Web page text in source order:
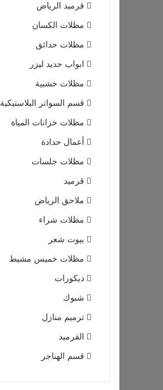
قرميد الرياض
مظلات الكسان
مظلات حدائق
ابواب حديد ليزر
مظلات خشبية
قسم السواتر البلاستيكية
مظلات خزانات المياة
أعمال حدادة
مظلات جلسات
قرميد
ملاحق الرياض
مظلات شراء
بيوت شعر
مظلات خميس مشيط
ديكورات
شبوك
ترميم منازل
القرميد
قسم الهناجر